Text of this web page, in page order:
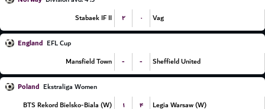
Stabaek IF II
۲ ۰ Vag
England EFL Cup
Mansfield Town
- - Sheffield United
Poland Ekstraliga Women
BTS Rekord Bielsko-Biala (W)
۱ ۴ Legia Warsaw (W)